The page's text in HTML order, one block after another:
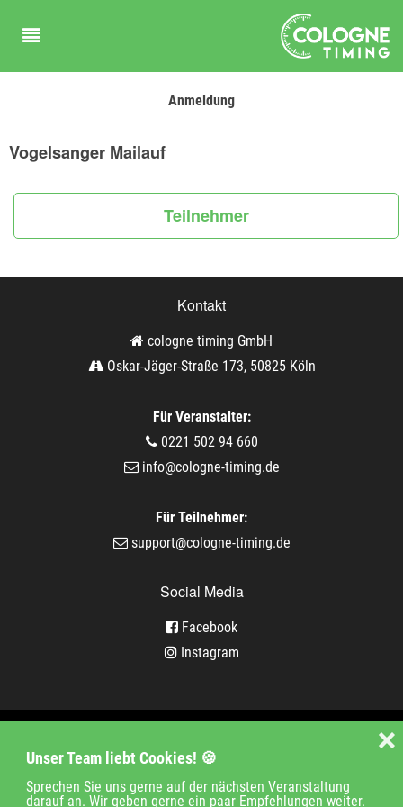
Unser Team liebt Cookies! 🍪
Sprechen Sie uns gerne auf der nächsten Veranstaltung
darauf an. Wir geben gerne ein paar Empfehlungen weiter.
❌
Anmeldung
Vogelsanger Mailauf
Teilnehmer
Kontakt
cologne timing GmbH
Oskar-Jäger-Straße 173, 50825 Köln
Für Veranstalter:
0221 502 94 660
info@cologne-timing.de
Für Teilnehmer:
support@cologne-timing.de
Social Media
Facebook
Instagram
Unternehmen
Jobs Kontakt